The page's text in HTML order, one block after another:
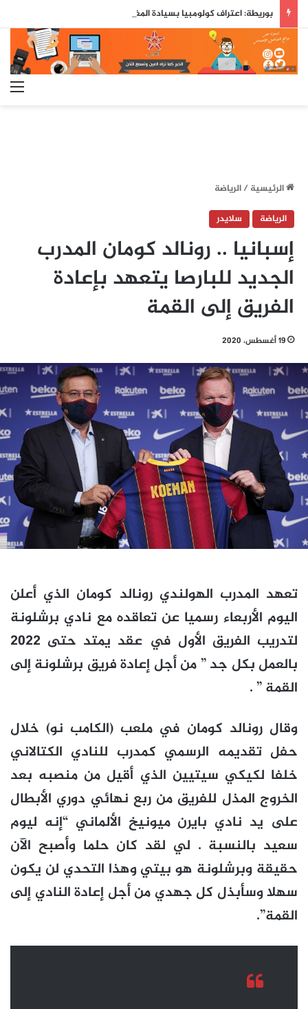
الرئيسية/الرياضة
الرياضة
سلايدر
إسبانيا .. رونالد كومان المدرب
الجديد للبارصا يتعهد بإعادة
الفريق إلى القمة
19 أغسطس، 2020
تعهد المدرب الهولندي رونالد كومان الذي أعلن
اليوم الأربعاء رسميا عن تعاقده مع نادي برشلونة
لتدريب الفريق الأول في عقد يمتد حتى 2022
بالعمل بكل جد ” من أجل إعادة فريق برشلونة إلى
القمة ” .
وقال رونالد كومان في ملعب (الكامب نو) خلال
حفل تقديمه الرسمي كمدرب للنادي الكتالاني
خلفا لكيكي سيتيين الذي أقيل من منصبه بعد
الخروج المذل للفريق من ربع نهائي دوري الأبطال
على يد نادي بايرن ميونيخ الألماني “إنه ليوم
سعيد بالنسبة . لي لقد كان حلما وأصبح الآن
حقيقة وبرشلونة هو بيتي وهذا التحدي لن يكون
سهلا وسأبذل كل جهدي من أجل إعادة النادي إلى
القمة”.